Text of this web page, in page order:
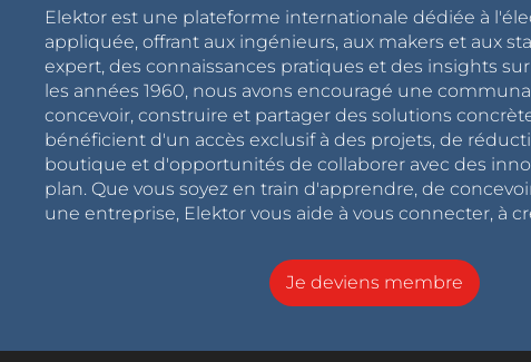
Elektor est une plateforme internationale dédiée à
appliquée, offrant aux ingénieurs, aux makers et aux
expert, des connaissances pratiques et des insights
les années 1960, nous avons encouragé une
concevoir, construire et partager des solutions
bénéficient d'un accès exclusif à des projets, de
boutique et d'opportunités de collaborer avec des
plan. Que vous soyez en train d'apprendre, de
une entreprise, Elektor vous aide à vous connecter, à
Je deviens membre